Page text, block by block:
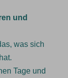
und
was sich
Tage und